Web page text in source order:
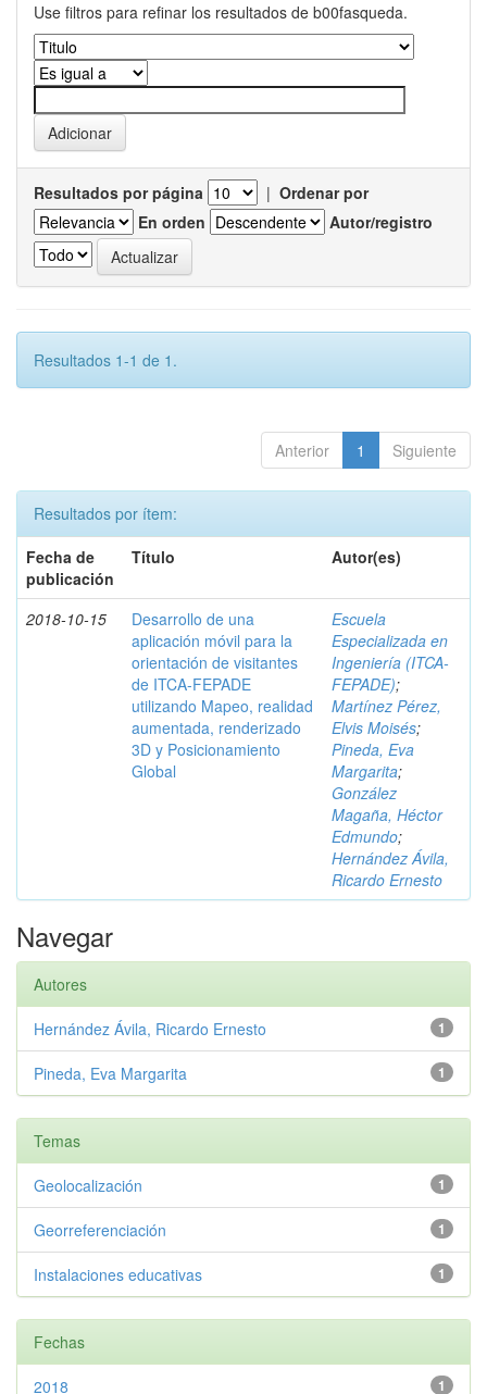
Use filtros para refinar los resultados de b00fasqueda.
Resultados por página | Ordenar por
En orden
Autor/registro
Resultados 1-1 de 1.
Anterior 1 Siguiente
Resultados por ítem:
Fecha de
publicación
Título Autor(es)
2018-10-15
Desarrollo de una
aplicación móvil para la
orientación de visitantes
de ITCA-FEPADE
utilizando Mapeo, realidad
aumentada, renderizado
3D y Posicionamiento
Global
Escuela
Especializada en
Ingeniería (ITCA-
FEPADE);
Martínez Pérez,
Elvis Moisés;
Pineda, Eva
Margarita;
González
Magaña, Héctor
Edmundo;
Hernández Ávila,
Ricardo Ernesto
Navegar
Autores
1
Hernández Ávila, Ricardo Ernesto
1
Pineda, Eva Margarita
Temas
1
Geolocalización
1
Georreferenciación
1
Instalaciones educativas
Fechas
1
2018